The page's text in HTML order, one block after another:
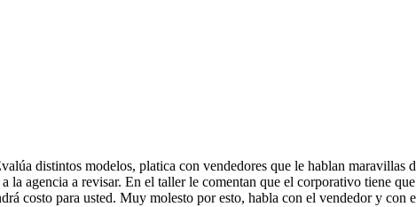
distintos modelos, platica con vendedores que le hablan
agencia a revisar. En el taller le comentan que el corporativo tiene
costo para usted. Muy molesto por esto, habla con el vendedor y con